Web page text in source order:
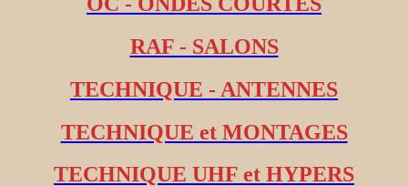
RAF - SALONS
TECHNIQUE - ANTENNES
TECHNIQUE et MONTAGES
TECHNIQUE UHF et HYPERS